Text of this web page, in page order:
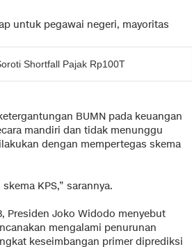
untuk pegawai negeri, mayoritas
Shortfall Pajak Rp100T
BUMN pada keuangan
mandiri dan tidak menunggu
dengan mempertegas skema
KPS,” sarannya.
Presiden Joko Widodo menyebut
mengalami penurunan
keseimbangan primer diprediksi